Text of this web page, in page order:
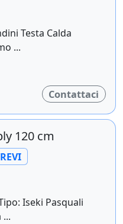
Testa Calda
...
Contattaci
120 cm
Iseki Pasquali